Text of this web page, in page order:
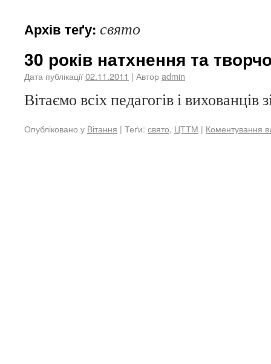
Архів теґу: свято
30 років натхнення та
Дата публікації02.11.2011 | Автор admin
Вітаємо всіх педагогів і вихованців
Опубліковано у Вітання | Теґи: свято, ЦТТМ | Коментування